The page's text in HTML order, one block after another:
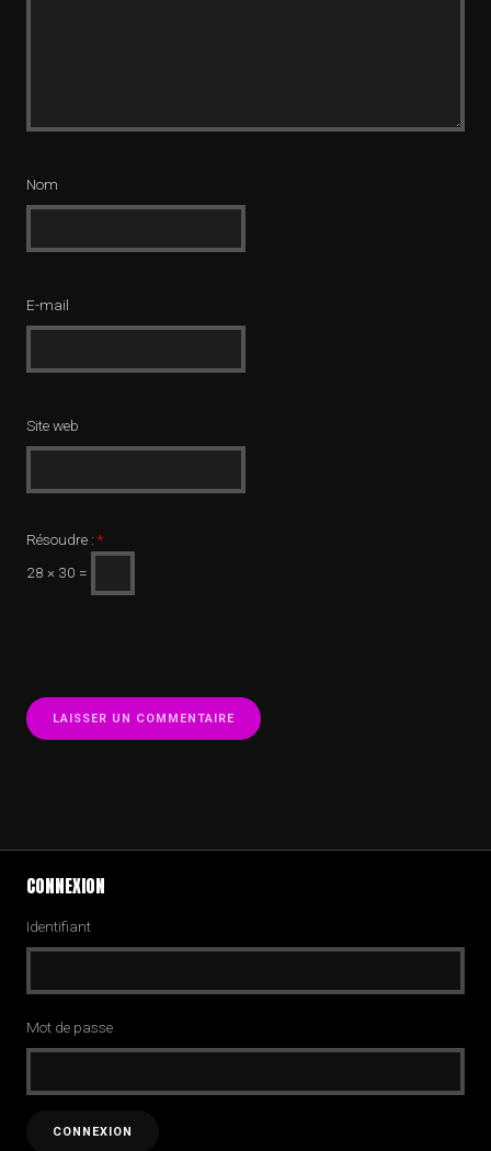
Nom
E-mail
Site web
Résoudre : *
28 × 30 =
CONNEXION
Identifiant
Mot de passe